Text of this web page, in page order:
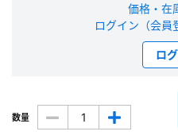
価格・在
ログイン（会員
ロ
数量
新規会員
があります。また当社の判断によりお
会員の